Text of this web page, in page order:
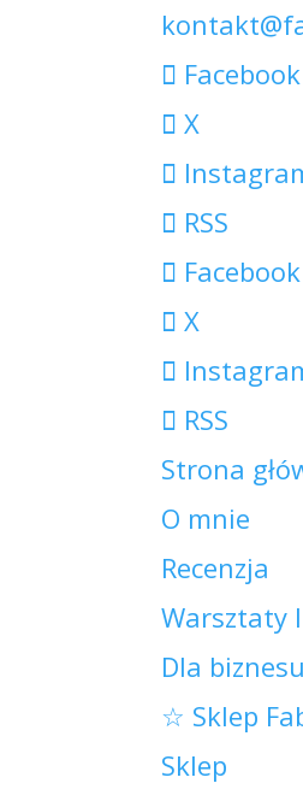
Facebook
X
RSS
Facebook
X
RSS
Strona
O mnie
Recenzja
Warsztaty
Dla
☆ Sklep
Sklep